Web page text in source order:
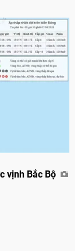
vịnh Bắc Bộ